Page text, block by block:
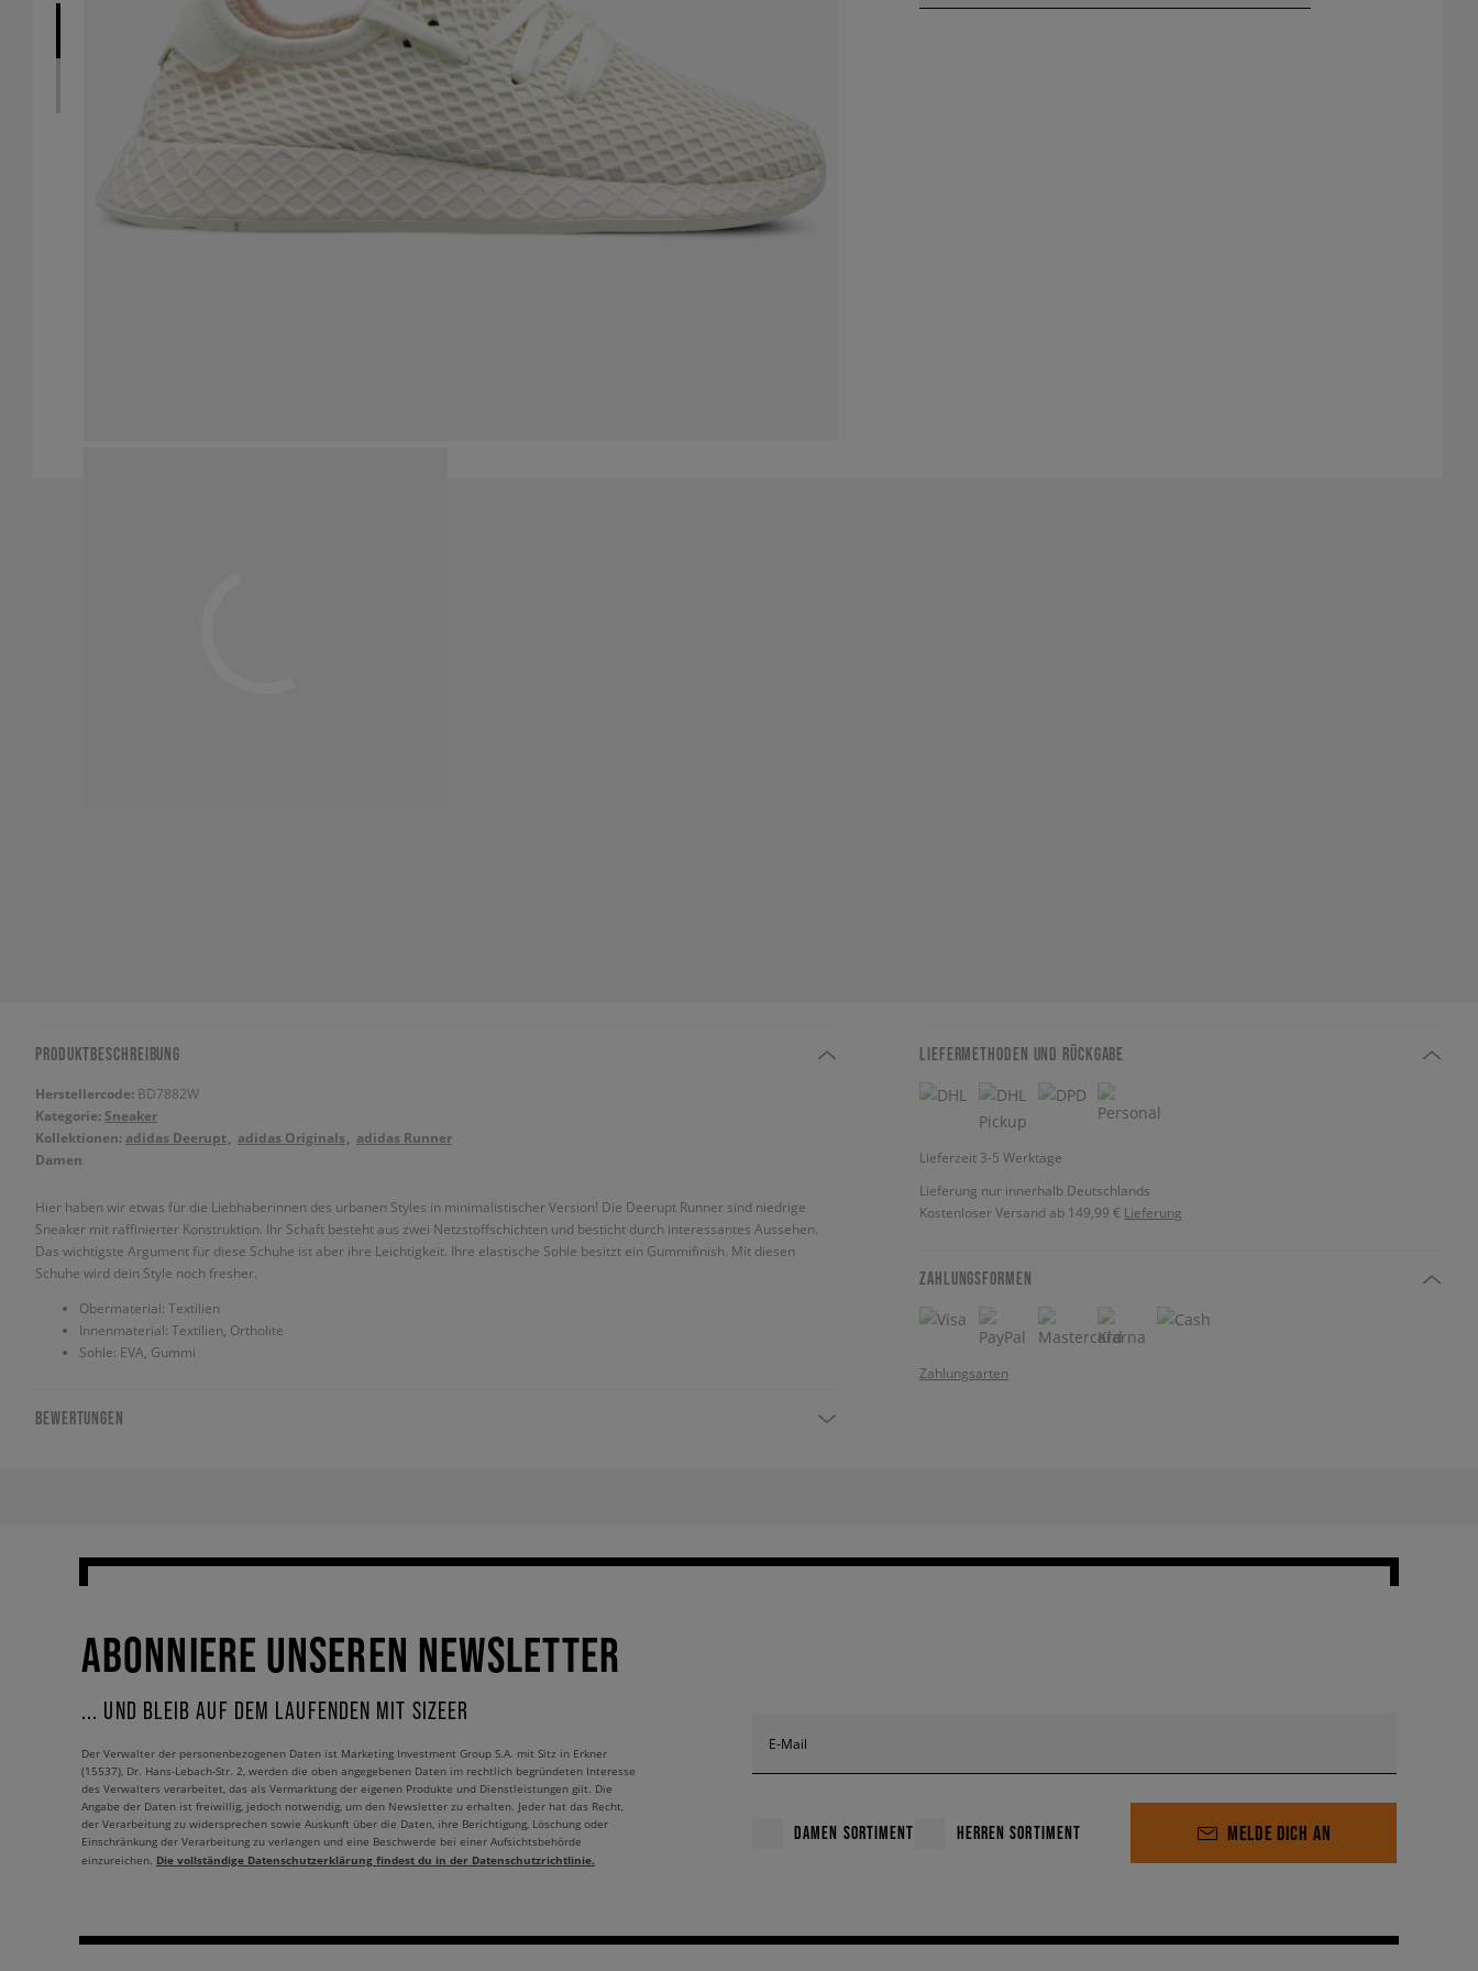
PRODUKTBESCHREIBUNG
Herstellercode: BD7882W
Kategorie: Sneaker
Kollektionen: adidas Deerupt adidas Originals
adidas Runner
Damen
Hier haben wir etwas für die Liebhaberinnen des urbanen Styles in minimalistischer Version! Die Deerupt Runner sind niedrige
Sneaker mit raffinierter Konstruktion. Ihr Schaft besteht aus zwei Netzstoffschichten und besticht durch interessantes Aussehen.
Das wichtigste Argument für diese Schuhe ist aber ihre Leichtigkeit. Ihre elastische Sohle besitzt ein Gummifinish. Mit diesen
Schuhe wird dein Style noch fresher.
Obermaterial: Textilien
Innenmaterial: Textilien, Ortholite
Sohle: EVA, Gummi
BEWERTUNGEN
LIEFERMETHODEN UND RÜCKGABE
Lieferzeit 3-5 Werktage
Lieferung nur innerhalb Deutschlands
Kostenloser Versand ab 149,99 € Lieferung
ZAHLUNGSFORMEN
Zahlungsarten
ABONNIERE UNSEREN NEWSLETTER
... UND BLEIB AUF DEM LAUFENDEN MIT SIZEER
E-Mail
DAMEN SORTIMENT HERREN SORTIMENT MELDE DICH AN
Der Verwalter der personenbezogenen Daten ist Marketing Investment Group S.A. mit Sitz in Erkner
(15537), Dr. Hans-Lebach-Str. 2, werden die oben angegebenen Daten im rechtlich begründeten Interesse
des Verwalters verarbeitet, das als Vermarktung der eigenen Produkte und Dienstleistungen gilt. Die
Angabe der Daten ist freiwillig, jedoch notwendig, um den Newsletter zu erhalten. Jeder hat das Recht,
der Verarbeitung zu widersprechen sowie Auskunft über die Daten, ihre Berichtigung, Löschung oder
Einschränkung der Verarbeitung zu verlangen und eine Beschwerde bei einer Aufsichtsbehörde
einzureichen. Die vollständige Datenschutzerklärung findest du in der Datenschutzrichtlinie.